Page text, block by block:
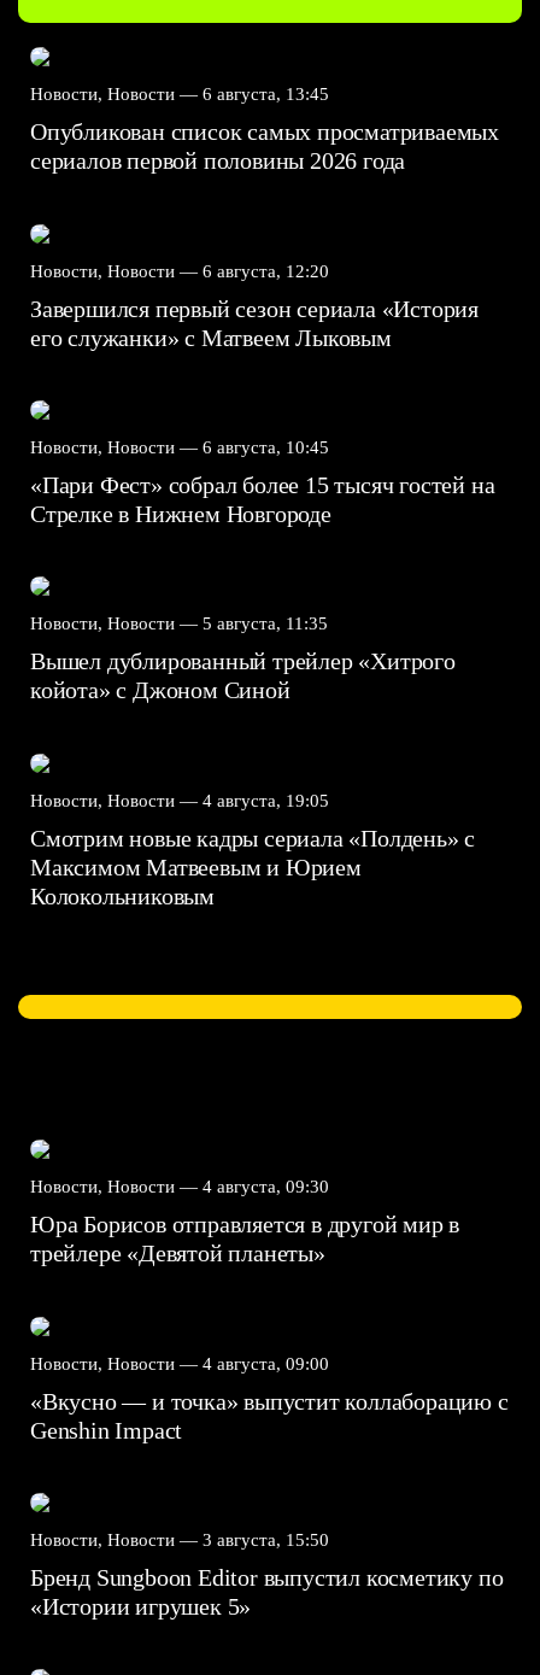
Новости, Новости — 6 августа, 13:45
Опубликован список самых просматриваемых
сериалов первой половины 2026 года
Новости, Новости — 6 августа, 12:20
Завершился первый сезон сериала «История
его служанки» с Матвеем Лыковым
Новости, Новости — 6 августа, 10:45
«Пари Фест» собрал более 15 тысяч гостей на
Стрелке в Нижнем Новгороде
Новости, Новости — 5 августа, 11:35
Вышел дублированный трейлер «Хитрого
койота» с Джоном Синой
Новости, Новости — 4 августа, 19:05
Смотрим новые кадры сериала «Полдень» с
Максимом Матвеевым и Юрием
Колокольниковым
Новости, Новости — 4 августа, 09:30
Юра Борисов отправляется в другой мир в
трейлере «Девятой планеты»
Новости, Новости — 4 августа, 09:00
«Вкусно — и точка» выпустит коллаборацию с
Genshin Impact⁠⁠
Новости, Новости — 3 августа, 15:50
Бренд Sungboon Editor выпустил косметику по
«Истории игрушек 5»